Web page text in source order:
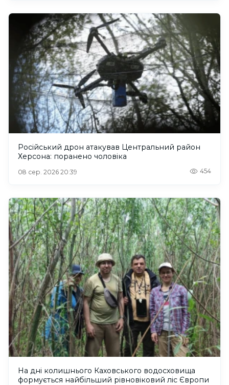
Російський дрон атакував Центральний район
Херсона: поранено чоловіка
08 сер. 2026 20:39 454
На дні колишнього Каховського водосховища
формується найбільший рівновіковий ліс Європи